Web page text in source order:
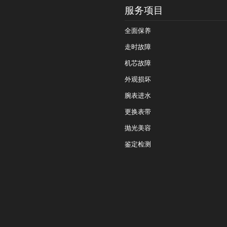
服务项目
全面保养
走时故障
机芯故障
外观损坏
腕表进水
更换表带
抛光美容
鉴定检测